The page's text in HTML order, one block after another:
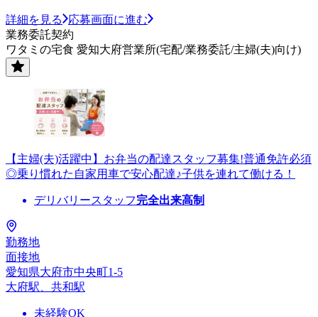
詳細を見る
応募画面に進む
業務委託契約
ワタミの宅食 愛知大府営業所(宅配/業務委託/主婦(夫)向け)
【主婦(夫)活躍中】お弁当の配達スタッフ募集!普通免許必須
◎乗り慣れた自家用車で安心配達♪子供を連れて働ける！
デリバリースタッフ完全出来高制
勤務地
面接地
愛知県大府市中央町1-5
大府駅、共和駅
未経験OK